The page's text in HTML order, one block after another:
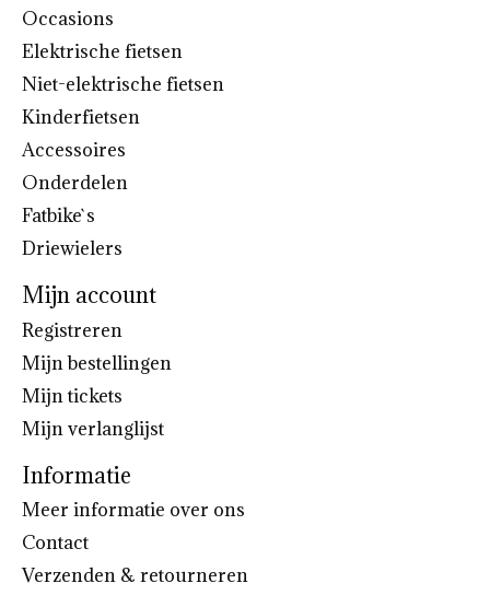
Occasions
Elektrische fietsen
Niet-elektrische fietsen
Kinderfietsen
Accessoires
Onderdelen
Fatbike`s
Driewielers
Mijn account
Registreren
Mijn bestellingen
Mijn tickets
Mijn verlanglijst
Informatie
Meer informatie over ons
Contact
Verzenden & retourneren